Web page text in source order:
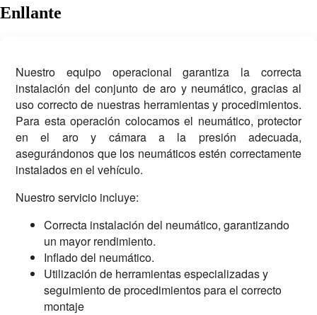
Enllante
Nuestro equipo operacional garantiza la correcta
instalación del conjunto de aro y neumático, gracias al
uso correcto de nuestras herramientas y procedimientos.
Para esta operación colocamos el neumático, protector
en el aro y cámara a la presión adecuada,
asegurándonos que los neumáticos estén correctamente
instalados en el vehículo.
Nuestro servicio incluye:
Correcta instalación del neumático, garantizando
un mayor rendimiento.
Inflado del neumático.
Utilización de herramientas especializadas y
seguimiento de procedimientos para el correcto
montaje